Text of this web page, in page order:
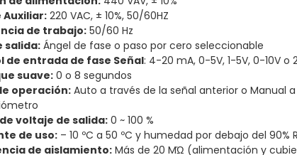
Auxiliar: 220 VAC, ± 10%, 50/60HZ
de trabajo: 50/60 Hz
salida: Ángel de fase o paso por cero seleccionable
de entrada de fase Señal: 4-20 mA, 0-5V, 1-5V, 0-10V o
suave: 0 o 8 segundos
operación:Auto a través de la señal anterior o Manual
voltaje de salida:0 ~ 100 %
de uso: – 10 ºC a 50 ºC y humedad por debajo del 90%
de aislamiento:Más de 20 MΏ (alimentación y